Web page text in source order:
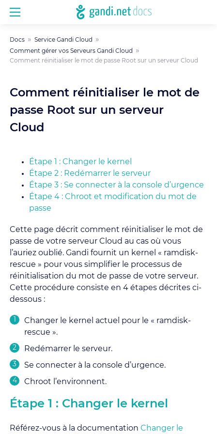
Docs
Service Gandi Cloud
Comment gérer vos Serveurs Gandi Cloud
Comment réinitialiser le mot de passe Root sur un serveur Cloud
Comment réinitialiser le mot de
passe Root sur un serveur
Cloud
Étape 1 : Changer le kernel
Étape 2 : Redémarrer le serveur
Étape 3 : Se connecter à la console d’urgence
Étape 4 : Chroot et modification du mot de
passe
Cette page décrit comment réinitialiser le mot de
passe de votre serveur Cloud au cas où vous
l’auriez oublié. Gandi fournit un kernel « ramdisk-
rescue » pour vous simplifier le processus de
réinitialisation du mot de passe de votre serveur.
Cette procédure consiste en 4 étapes décrites ci-
dessous :
Changer le kernel actuel pour le « ramdisk-
rescue ».
Redémarrer le serveur.
Se connecter à la console d’urgence.
Chroot l’environnent.
Étape 1 : Changer le kernel
Référez-vous à la documentation Changer le